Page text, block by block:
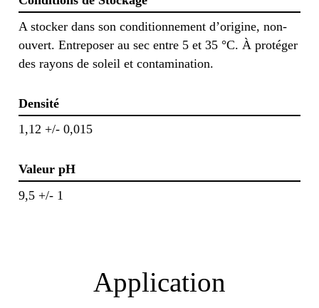
A stocker dans son conditionnement d’origine, non-
ouvert. Entreposer au sec entre 5 et 35 °C. À protéger
des rayons de soleil et contamination.
Densité
1,12 +/- 0,015
Valeur pH
9,5 +/- 1
Application